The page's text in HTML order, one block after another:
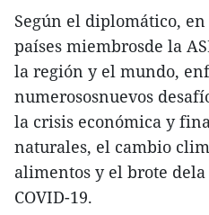
Según el diplomático,
países miembrosde la
la región y el mundo,
numerososnuevos
la crisis económica y
naturales, el cambio
alimentos y el brote
COVID-19.